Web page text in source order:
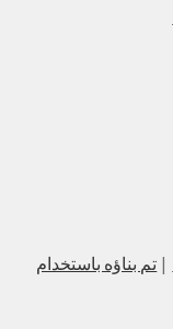
تم بناؤه باستخدام